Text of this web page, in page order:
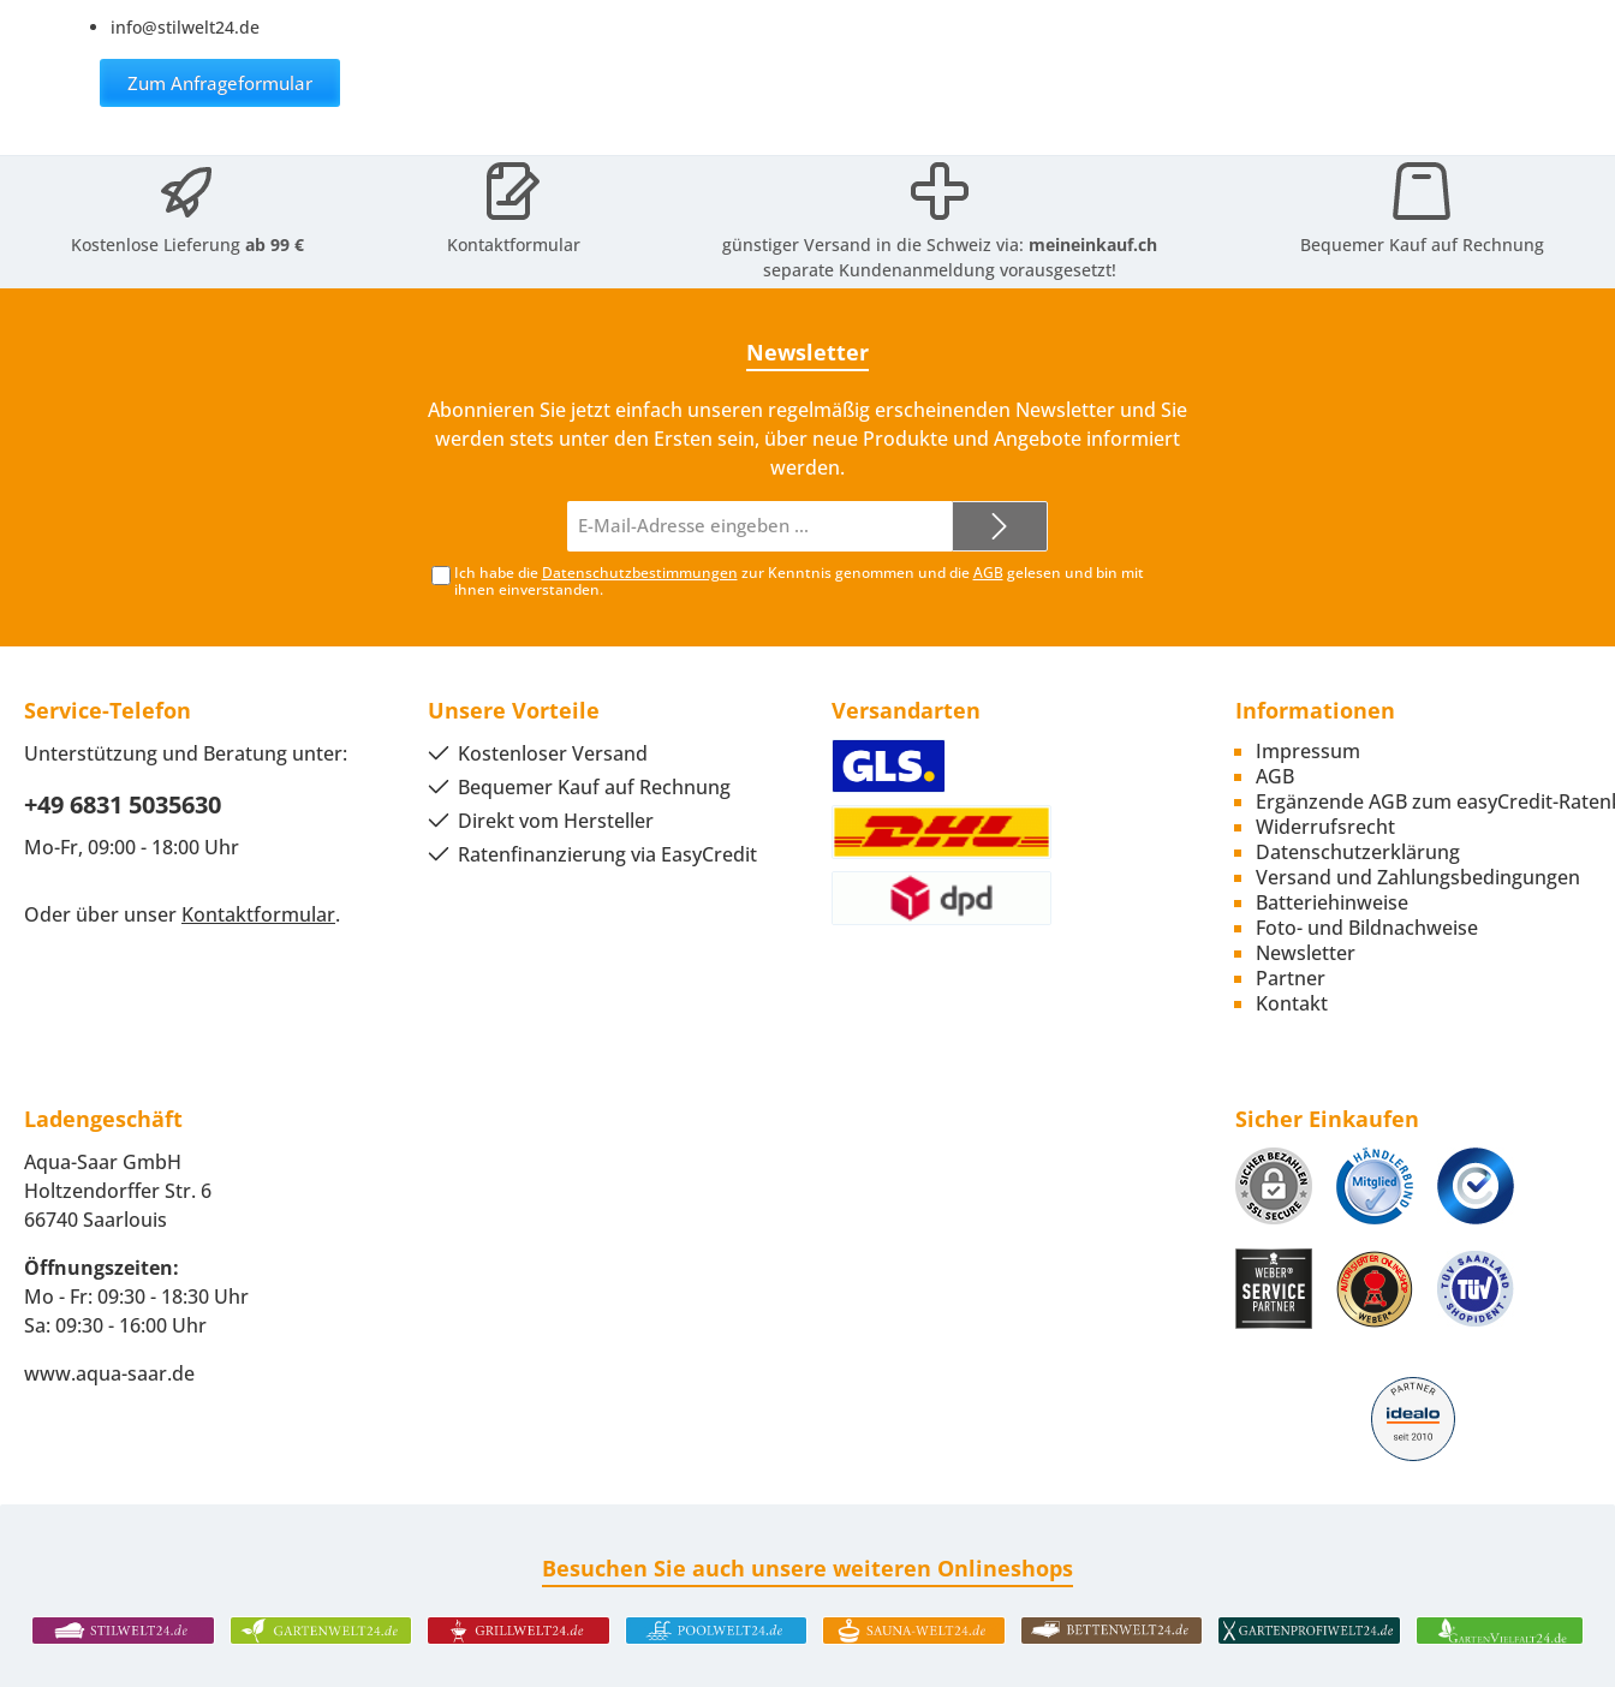
info@stilwelt24.de
Zum Anfrageformular
Kostenlose Lieferungab 99 € Kontaktformular günstiger Versand in die Schweiz via: meineinkauf.ch
separate Kundenanmeldung vorausgesetzt!
Bequemer Kauf auf Rechnung
Newsletter
Abonnieren Sie jetzt einfach unseren regelmäßig erscheinenden Newsletter und Sie
werden stets unter den Ersten sein, über neue Produkte und Angebote informiert
werden.
Mail-
Adresse*
Ich habe die Datenschutzbestimmungen zur Kenntnis genommen und dieAGBgelesen und bin mit
ihnen einverstanden.
Service-Telefon
Unterstützung und Beratung unter:
+49 6831 5035630
Mo-Fr, 09:00 - 18:00 Uhr
Oder über unser Kontaktformular.
Unsere Vorteile
Kostenloser Versand
Bequemer Kauf auf Rechnung
Direkt vom Hersteller
Ratenfinanzierung via EasyCredit
Versandarten Informationen
Impressum
AGB
Ergänzende AGB zum easyCredit-
Widerrufsrecht
Datenschutzerklärung
Versand und Zahlungsbedingungen
Batteriehinweise
Foto- und Bildnachweise
Newsletter
Partner
Kontakt
Ladengeschäft
Aqua-Saar GmbH
Holtzendorffer Str. 6
66740 Saarlouis
Öffnungszeiten:
Mo - Fr: 09:30 - 18:30 Uhr
Sa: 09:30 - 16:00 Uhr
www.aqua-saar.de
Sicher Einkaufen
Besuchen Sie auch unsere weiteren Onlineshops